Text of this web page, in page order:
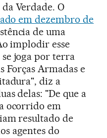
Verdade. O
em dezembro de
de uma
implodir esse
joga por terra
Forças Armadas e
diz a
delas: "De que a
ocorrido em
resultado de
agentes do